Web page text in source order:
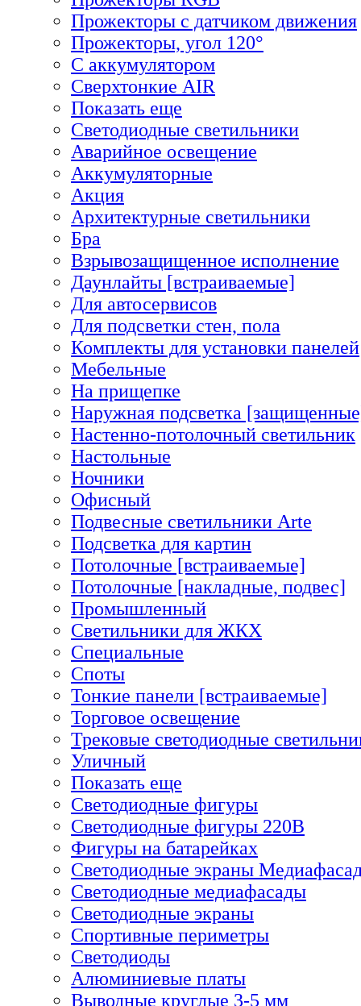
Прожекторы с датчиком движения
Прожекторы, угол 120°
С аккумулятором
Сверхтонкие AIR
Показать еще
Светодиодные светильники
Аварийное освещение
Аккумуляторные
Акция
Архитектурные светильники
Бра
Взрывозащищенное исполнение
Даунлайты [встраиваемые]
Для автосервисов
Для подсветки стен, пола
Комплекты для установки панелей
Мебельные
На прищепке
Наружная подсветка
Настенно-потолочный светильник
Настольные
Ночники
Офисный
Подвесные светильники Arte
Подсветка для картин
Потолочные [встраиваемые]
Потолочные [накладные, подвес]
Промышленный
Светильники для ЖКХ
Специальные
Споты
Тонкие панели [встраиваемые]
Торговое освещение
Трековые светодиодные
Уличный
Показать еще
Светодиодные фигуры
Светодиодные фигуры 220В
Фигуры на батарейках
Светодиодные экраны
Светодиодные медиафасады
Светодиодные экраны
Спортивные периметры
Светодиоды
Алюминиевые платы
Выводные круглые 3-5 мм